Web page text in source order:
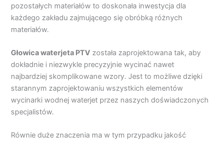
pozostałych materiałów to doskonała inwestycja dla
każdego zakładu zajmującego się obróbką różnych
materiałów.
Głowica waterjeta PTV została zaprojektowana tak, aby
dokładnie i niezwykle precyzyjnie wycinać nawet
najbardziej skomplikowane wzory. Jest to możliwe dzięki
starannym zaprojektowaniu wszystkich elementów
wycinarki wodnej waterjet przez naszych doświadczonych
specjalistów.
Równie duże znaczenia ma w tym przypadku jakość